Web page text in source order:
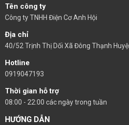
Tên công ty
Công ty TNHH Điện Cơ Anh Hội
Địa chỉ
40/52 Trịnh Thị Dối Xã Đông Thạnh
Hotline
0919047193
Thời gian hỗ trợ
08:00 - 22:00 các ngày trong tuần
HƯỚNG DẪN